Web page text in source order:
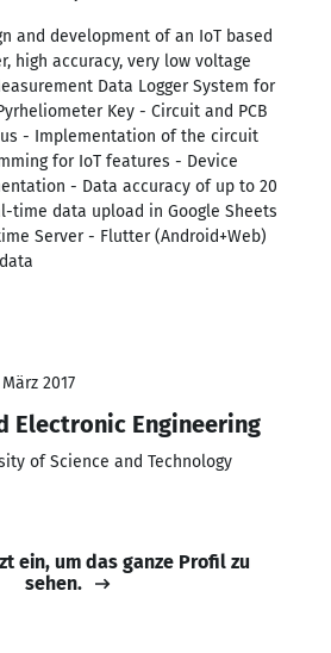
and development of an IoT based
high accuracy, very low voltage
Data Logger System for
Key - Circuit and PCB
- Implementation of the circuit
for IoT features - Device
- Data accuracy of up to 20
time data upload in Google Sheets
Server - Flutter (Android+Web)
2017
Electronic Engineering
of Science and Technology
ein, um das ganze Profil zu
sehen.